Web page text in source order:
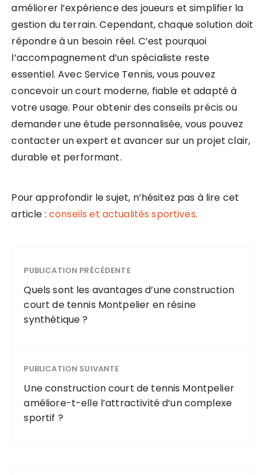
améliorer l’expérience des joueurs et simplifier la
gestion du terrain. Cependant, chaque solution doit
répondre à un besoin réel. C’est pourquoi
l’accompagnement d’un spécialiste reste
essentiel. Avec Service Tennis, vous pouvez
concevoir un court moderne, fiable et adapté à
votre usage. Pour obtenir des conseils précis ou
demander une étude personnalisée, vous pouvez
contacter un expert et avancer sur un projet clair,
durable et performant.
Pour approfondir le sujet, n’hésitez pas à lire cet
article : conseils et actualités sportives.
PUBLICATION PRÉCÉDENTE
Quels sont les avantages d’une construction
court de tennis Montpelier en résine
synthétique ?
PUBLICATION SUIVANTE
Une construction court de tennis Montpelier
améliore-t-elle l’attractivité d’un complexe
sportif ?